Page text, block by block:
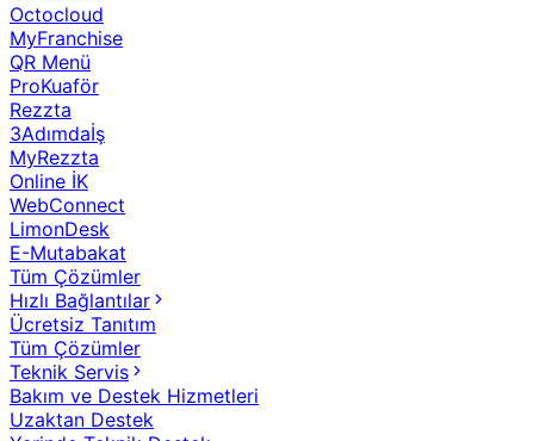
Octocloud
MyFranchise
QR Menü
ProKuaför
Rezzta
3Adımdaİş
MyRezzta
Online İK
WebConnect
LimonDesk
E-Mutabakat
Tüm Çözümler
Hızlı Bağlantılar
Ücretsiz Tanıtım
Tüm Çözümler
Teknik Servis
Bakım ve Destek Hizmetleri
Uzaktan Destek